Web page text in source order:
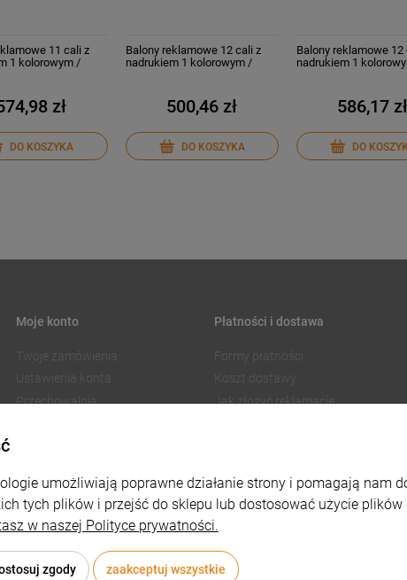
11 cali z
1 kolorowym /
zł
DO KOSZYKA
Balony reklamowe 12 cali z
nadrukiem 1 kolorowym /
500,46 zł
DO KOSZYKA
Balony reklamowe 12
nadrukiem 1
586,17 zł
DO
Moje konto
Twoje zamówienia
Ustawienia konta
Przechowalnia
Płatności i dostawa
Formy płatności
Koszt dostawy
Jak złożyć reklamację
umożliwiają poprawne działanie strony i pomagają nam
tych plików i przejść do sklepu lub dostosować użycie
w naszej Polityce prywatności.
zgody zaakceptuj wszystkie